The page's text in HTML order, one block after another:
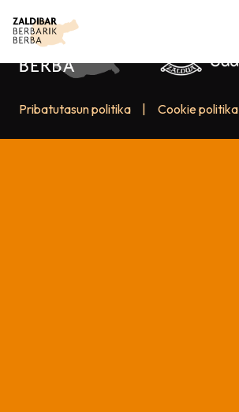
Pribatutasun politika Cookie politika